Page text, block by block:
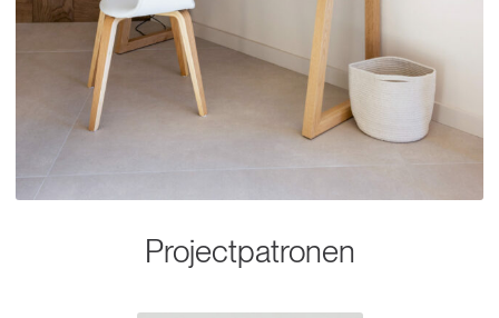
Projectpatronen